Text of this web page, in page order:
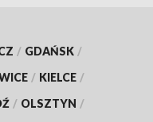
/ GDAŃSK /
/ KIELCE /
/ OLSZTYN /